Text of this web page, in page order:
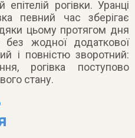
рогівки. Уранці
певний час зберігає
цьому протягом дня
жодної додаткової
і повністю зворотний:
рогівка поступово
стану.